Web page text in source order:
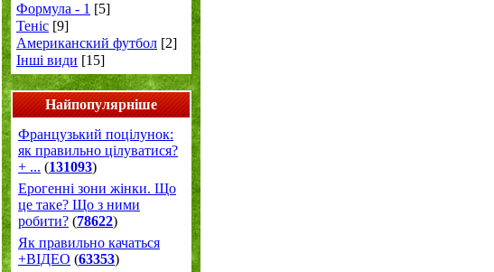
Формула - 1 [5]
Теніс [9]
Американский футбол [2]
Інші види [15]
Найпопулярніше
Французький поцілунок:
як правильно цілуватися?
+ ... (131093)
Ерогенні зони жінки. Що
це таке? Що з ними
робити? (78622)
Як правильно качаться
+ВІДЕО (63353)